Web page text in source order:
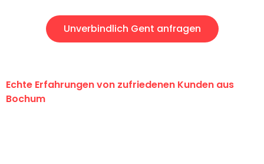
Unverbindlich Gent anfragen
Echte Erfahrungen von zufriedenen Kunden aus
Bochum